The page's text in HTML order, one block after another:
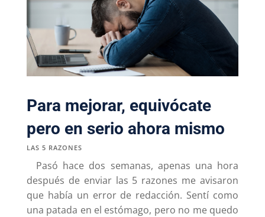
Para mejorar, equivócate
pero en serio ahora mismo
LAS 5 RAZONES
Pasó hace dos semanas, apenas una hora
después de enviar las 5 razones me avisaron
que había un error de redacción. Sentí como
una patada en el estómago, pero no me quedo